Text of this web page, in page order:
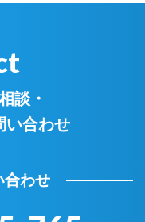
談・
い合わせ
合わせ